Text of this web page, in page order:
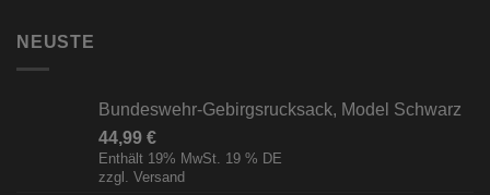
NEUSTE
Bundeswehr-Gebirgsrucksack, Model Schwarz
44,99 €
Enthält 19% MwSt. 19 % DE
zzgl. Versand